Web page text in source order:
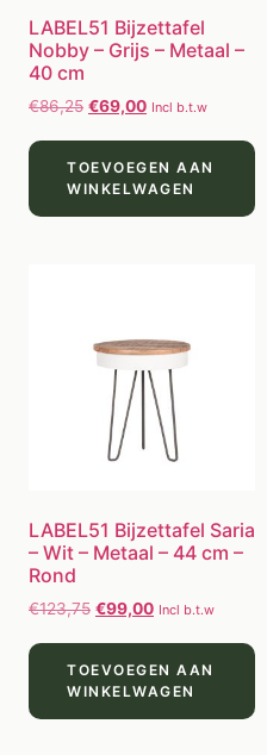
LABEL51 Bijzettafel
Nobby – Grijs – Metaal –
40 cm
€86,25 €69,00 Incl b.t.w
TOEVOEGEN AAN
WINKELWAGEN
LABEL51 Bijzettafel Saria
– Wit – Metaal – 44 cm –
Rond
€123,75 €99,00 Incl b.t.w
TOEVOEGEN AAN
WINKELWAGEN